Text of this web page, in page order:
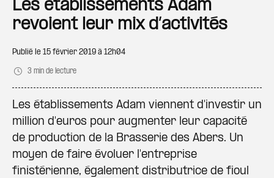
Les établissements Adam
revoient leur mix d’activités
Publié le 15 février 2019 à 12h04
3 min de lecture
Les établissements Adam viennent d'investir un
million d'euros pour augmenter leur capacité
de production de la Brasserie des Abers. Un
moyen de faire évoluer l'entreprise
finistérienne, également distributrice de fioul